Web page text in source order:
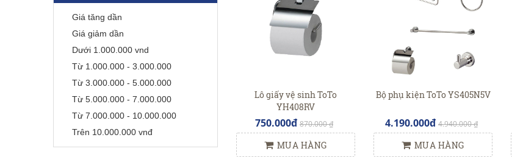
Giá tăng dần
Giá giảm dần
Dưới 1.000.000 vnd
Từ 1.000.000 - 3.000.000
Từ 3.000.000 - 5.000.000
Từ 5.000.000 - 7.000.000
Từ 7.000.000 - 10.000.000
Trên 10.000.000 vnđ
Lô giấy vệ sinh ToTo
YH408RV
750.000đ 870.000 ₫
MUA HÀNG
Bộ phụ kiện ToTo YS405N5V
4.190.000đ 4.940.000 ₫
MUA HÀNG